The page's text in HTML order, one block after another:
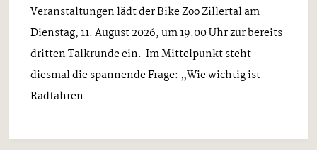
Veranstaltungen lädt der Bike Zoo Zillertal am
Dienstag, 11. August 2026, um 19.00 Uhr zur bereits
dritten Talkrunde ein. Im Mittelpunkt steht
diesmal die spannende Frage: „Wie wichtig ist
Radfahren ...